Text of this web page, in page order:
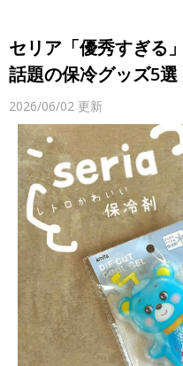
セリア「優秀すぎる
話題の保冷グッズ5選
2026/06/02 更新